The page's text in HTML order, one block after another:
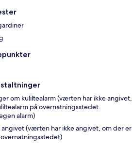
om kuliltealarm (værten har ikke angivet,
på overnatningsstedet.
alarm)
(værten har ikke angivet, om der er